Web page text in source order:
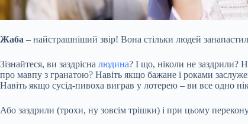
Жаба – найстрашніший звір! Вона стільки людей
Зізнайтеся, ви заздрісна людина? І що, ніколи не заздрили?
про мавпу з гранатою? Навіть якщо бажане і роками
Навіть якщо сусід-пивоха виграв у лотерею – ви все одно
Або заздрили (трохи, ну зовсім трішки) і при цьому